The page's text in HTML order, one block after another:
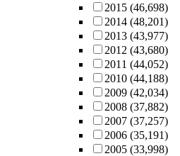
2015 (46,698)
2014 (48,201)
2013 (43,977)
2012 (43,680)
2011 (44,052)
2010 (44,188)
2009 (42,034)
2008 (37,882)
2007 (37,257)
2006 (35,191)
2005 (33,998)